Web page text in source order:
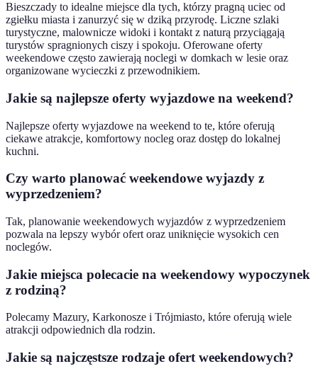
Bieszczady to idealne miejsce dla tych, którzy pragną uciec od
zgiełku miasta i zanurzyć się w dziką przyrodę. Liczne szlaki
turystyczne, malownicze widoki i kontakt z naturą przyciągają
turystów spragnionych ciszy i spokoju. Oferowane oferty
weekendowe często zawierają noclegi w domkach w lesie oraz
organizowane wycieczki z przewodnikiem.
Jakie są najlepsze oferty wyjazdowe na weekend?
Najlepsze oferty wyjazdowe na weekend to te, które oferują
ciekawe atrakcje, komfortowy nocleg oraz dostęp do lokalnej
kuchni.
Czy warto planować weekendowe wyjazdy z
wyprzedzeniem?
Tak, planowanie weekendowych wyjazdów z wyprzedzeniem
pozwala na lepszy wybór ofert oraz uniknięcie wysokich cen
noclegów.
Jakie miejsca polecacie na weekendowy wypoczynek
z rodziną?
Polecamy Mazury, Karkonosze i Trójmiasto, które oferują wiele
atrakcji odpowiednich dla rodzin.
Jakie są najczęstsze rodzaje ofert weekendowych?